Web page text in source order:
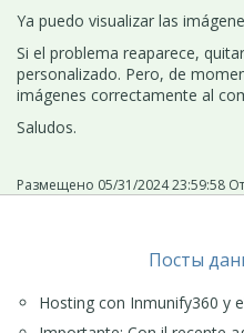
Ya puedo visualizar las
Si el problema reaparece,
personalizado. Pero, de
imágenes correctamente al
Saludos.
Размещено 05/31/2024 23:59:58 От
Посты
Hosting con Inmunify360 y